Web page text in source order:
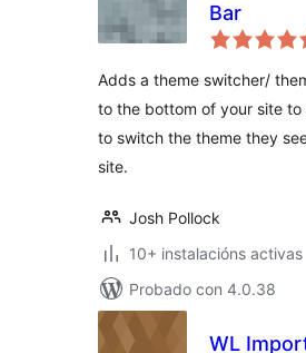
Bar
Adds a theme switcher/
to the bottom of your site to
to switch the theme they
site.
Josh Pollock
10+ instalacións activas
Probado con 4.0.38
WL